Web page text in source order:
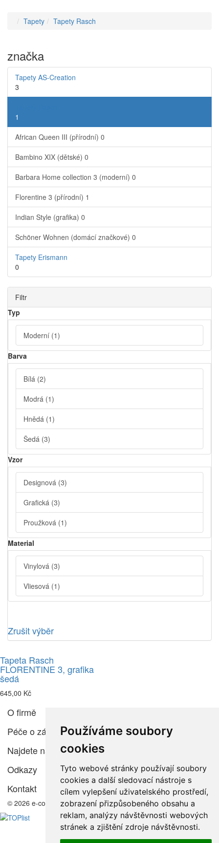
Používáme soubory
cookies
Tyto webové stránky používají soubory
cookies a další sledovací nástroje s
cílem vylepšení uživatelského prostředí,
zobrazení přizpůsobeného obsahu a
reklam, analýzy návštěvnosti webových
stránek a zjištění zdroje návštěvnosti.
Tapety Tapety Rasch
značka
Tapety AS-Creation
3
1
African Queen III (přírodní) 0
Bambino XIX (dětské) 0
Barbara Home collection 3 (moderní) 0
Florentine 3 (přírodní) 1
Indian Style (grafika) 0
Schöner Wohnen (domácí značkové) 0
Tapety Erismann
0
Filtr
Typ
Moderní (1)
Barva
Bílá (2)
Modrá (1)
Hnědá (1)
Šedá (3)
Vzor
Designová (3)
Grafická (3)
Proužková (1)
Material
Vinylová (3)
Vliesová (1)
Zrušit výběr
Tapeta Rasch
FLORENTINE 3, grafika
šedá
645,00 Kč
O firmě
Péče o zákazníka
Najdete nás
Odkazy
Kontakt
© 2026 e-color.cz